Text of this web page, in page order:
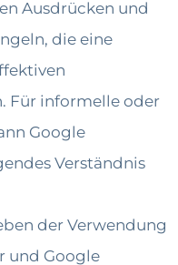
Ausdrücken und
die eine
Für informelle oder
Google
Verständnis
der Verwendung
und Google